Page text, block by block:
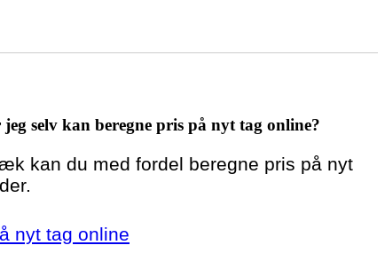
selv kan beregne pris på nyt tag online?
kan du med fordel beregne pris på nyt
nyt tag online